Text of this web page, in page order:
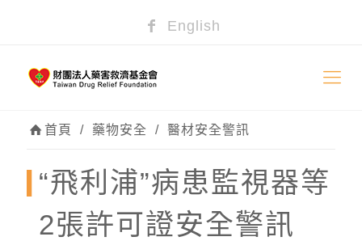
English
首頁 / 藥物安全 / 醫材安全警訊
“飛利浦”病患監視器等
2張許可證安全警訊